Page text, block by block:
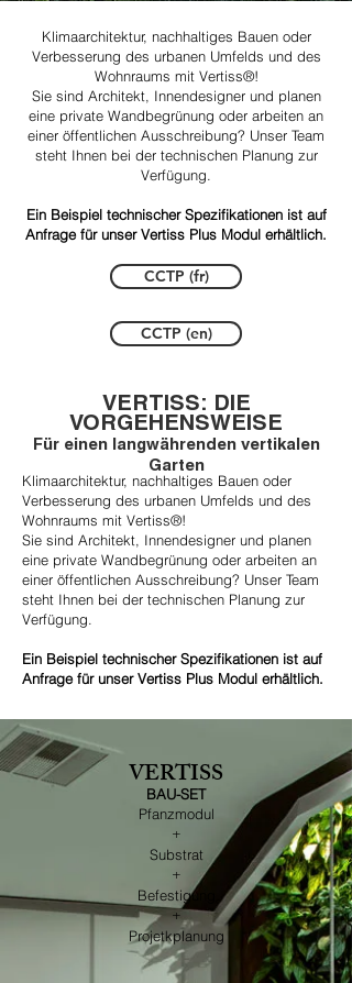
Klimaarchitektur, nachhaltiges Bauen oder
Verbesserung des urbanen Umfelds und des
Wohnraums mit Vertiss®!
Sie sind Architekt, Innendesigner und planen
eine private Wandbegrünung oder arbeiten an
einer öffentlichen Ausschreibung? Unser Team
steht Ihnen bei der technischen Planung zur
Verfügung.
​Ein Beispiel technischer Spezifikationen ist auf
Anfrage für unser Vertiss Plus Modul erhältlich.
CCTP (fr)
CCTP (en)
VERTISS: DIE
VORGEHENSWEISE
Für einen langwährenden vertikalen
Garten
Klimaarchitektur, nachhaltiges Bauen oder
Verbesserung des urbanen Umfelds und des
Wohnraums mit Vertiss®!
Sie sind Architekt, Innendesigner und planen
eine private Wandbegrünung oder arbeiten an
einer öffentlichen Ausschreibung? Unser Team
steht Ihnen bei der technischen Planung zur
Verfügung.
​Ein Beispiel technischer Spezifikationen ist auf
Anfrage für unser Vertiss Plus Modul erhältlich.
VERTISS
​BAU-SET
Pfanzmodul
+
Substrat
+
Befestigung
+
Projetkplanung